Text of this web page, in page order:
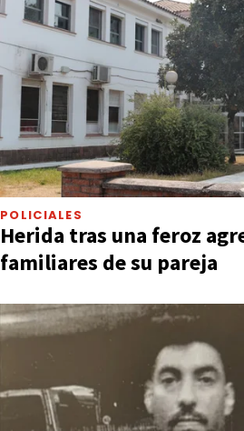
POLICIALES
Herida tras una feroz
familiares de su pareja